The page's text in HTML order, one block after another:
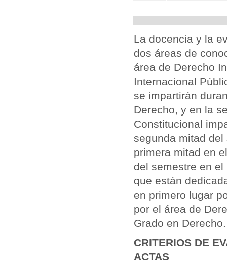
La docencia y la
dos áreas de
área de Derecho
Internacional
se impartirán
Derecho, y en la
Constitucional
segunda mitad
primera mitad en
del semestre en
que están
en primero lugar
por el área de
Grado en
CRITERIOS DE
ACTAS